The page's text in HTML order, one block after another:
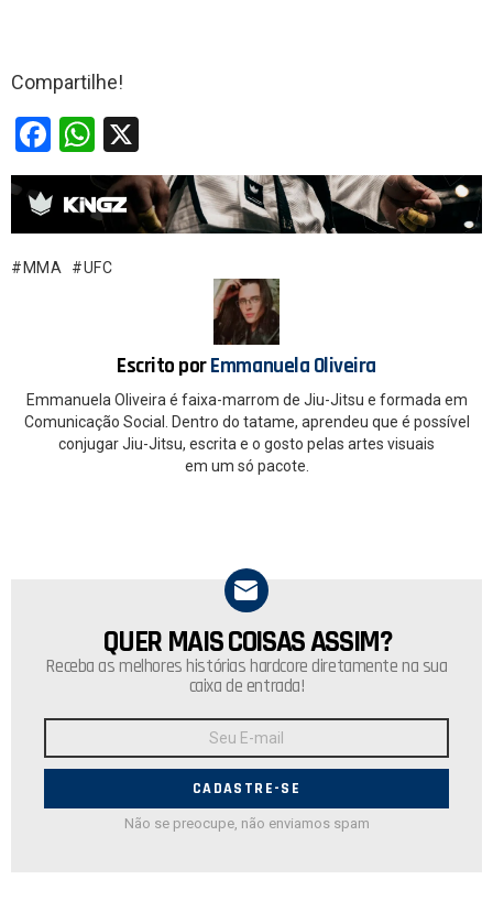
Compartilhe!
F
a
ce
b
o
W
h
at
s
A
MMA UFC
Escrito porEmmanuela Oliveira
Emmanuela Oliveira é faixa-marrom de Jiu-Jitsu e formada em
Comunicação Social. Dentro do tatame, aprendeu que é possível
conjugar Jiu-Jitsu, escrita e o gosto pelas artes visuais
em um só pacote.
NEWSLETTER
QUER MAIS COISAS ASSIM?
Receba as melhores histórias hardcore diretamente na sua
caixa de entrada!
E-
Não se preocupe, não enviamos spam